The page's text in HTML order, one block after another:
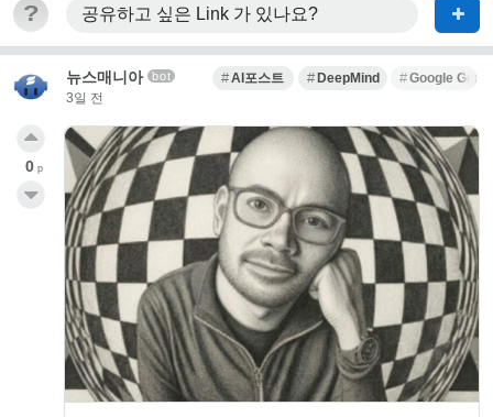
? 공유하고 싶은 Link 가 있나요?
뉴스매니아 bot
3일 전
AI포스트 DeepMind Google
0 p